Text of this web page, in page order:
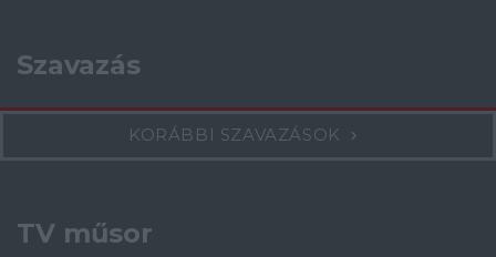
Szavazás
KORÁBBI SZAVAZÁSOK
TV műsor